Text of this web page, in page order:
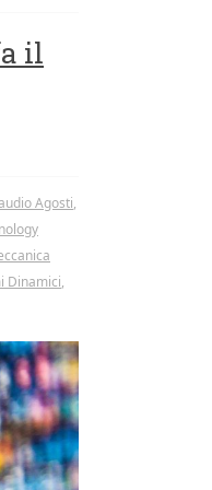
il
Agosti,
Dinamici,